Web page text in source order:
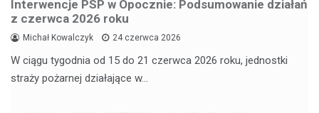
Interwencje PSP w Opocznie: Podsumowanie działań
z czerwca 2026 roku
Michał Kowalczyk 24 czerwca 2026
W ciągu tygodnia od 15 do 21 czerwca 2026 roku, jednostki
straży pożarnej działające w…